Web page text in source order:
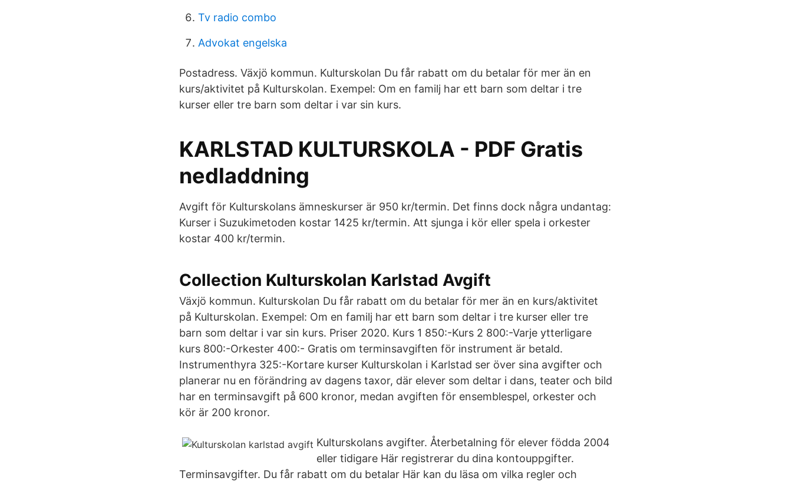
Tv radio combo
Advokat engelska
Postadress. Växjö kommun. Kulturskolan Du får rabatt om du betalar för mer än en
kurs/aktivitet på Kulturskolan. Exempel: Om en familj har ett barn som deltar i tre
kurser eller tre barn som deltar i var sin kurs.
KARLSTAD KULTURSKOLA - PDF Gratis
nedladdning
Avgift för Kulturskolans ämneskurser är 950 kr/termin. Det finns dock några undantag:
Kurser i Suzukimetoden kostar 1425 kr/termin. Att sjunga i kör eller spela i orkester
kostar 400 kr/termin.
Collection Kulturskolan Karlstad Avgift
Växjö kommun. Kulturskolan Du får rabatt om du betalar för mer än en kurs/aktivitet
på Kulturskolan. Exempel: Om en familj har ett barn som deltar i tre kurser eller tre
barn som deltar i var sin kurs. Priser 2020. Kurs 1 850:-Kurs 2 800:-Varje ytterligare
kurs 800:-Orkester 400:- Gratis om terminsavgiften för instrument är betald.
Instrumenthyra 325:-Kortare kurser Kulturskolan i Karlstad ser över sina avgifter och
planerar nu en förändring av dagens taxor, där elever som deltar i dans, teater och bild
har en terminsavgift på 600 kronor, medan avgiften för ensemblespel, orkester och
kör är 200 kronor.
Kulturskolans avgifter. Återbetalning för elever födda 2004
eller tidigare Här registrerar du dina kontouppgifter.
Terminsavgifter. Du får rabatt om du betalar Här kan du läsa om vilka regler och